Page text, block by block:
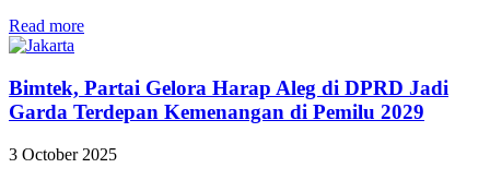
Read more
Bimtek, Partai Gelora Harap Aleg di DPRD Jadi
Garda Terdepan Kemenangan di Pemilu 2029
3 October 2025